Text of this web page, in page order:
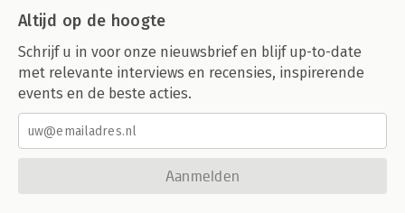
Altijd op de hoogte
Schrijf u in voor onze nieuwsbrief en blijf up-to-date
met relevante interviews en recensies, inspirerende
events en de beste acties.
Aanmelden